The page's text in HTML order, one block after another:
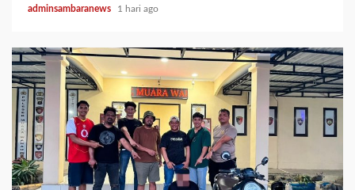
adminsambaranews 1 hari ago